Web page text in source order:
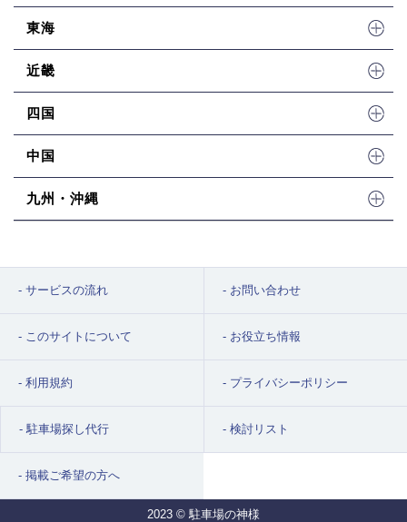
東海
近畿
四国
中国
九州・沖縄
サービスの流れ お問い合わせ
このサイトについて お役立ち情報
利用規約 プライバシーポリシー
駐車場探し代行 検討リスト
掲載ご希望の方へ
2023 © 駐車場の神様